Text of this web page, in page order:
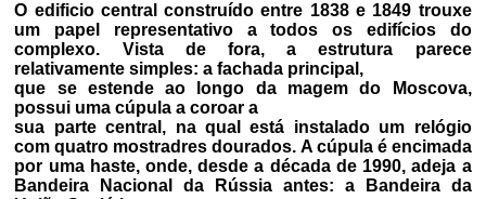
O edificio central construído entre 1838 e 1849 trouxe
um papel representativo a todos os edifícios do
complexo. Vista de fora, a estrutura parece
relativamente simples: a fachada principal,
que se estende ao longo da magem do Moscova,
possui uma cúpula a coroar a
sua parte central, na qual está instalado um relógio
com quatro mostradres dourados. A cúpula é encimada
por uma haste, onde, desde a década de 1990, adeja a
Bandeira Nacional da Rússia antes: a Bandeira da